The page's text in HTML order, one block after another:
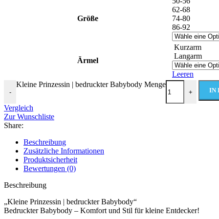
Größe
62-68
74-80
86-92
Ärmel
Kurzarm
Langarm
Leeren
-
Kleine Prinzessin | bedruckter Babybody Menge
+ IN
Vergleich
Zur Wunschliste
Share:
Beschreibung
Zusätzliche Informationen
Produktsicherheit
Bewertungen (0)
Beschreibung
„Kleine Prinzessin | bedruckter Babybody“
Bedruckter Babybody – Komfort und Stil für kleine Entdecker!